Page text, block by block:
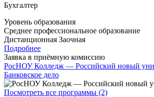
Бухгалтер
Уровень образования
Среднее профессиональное образование
Дистанционная Заочная
Подробнее
Заявка в приёмную комиссию
РосНОУ Колледж — Российский новый
Банковское дело
Посмотреть все программы (2)